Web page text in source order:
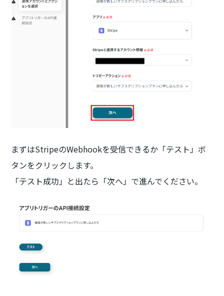
まずはStripeのWebhookを受信できるか「テスト」ボ
タンをクリックします。
「テスト成功」と出たら「次へ」で進んでください。